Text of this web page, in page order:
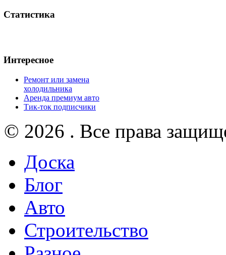
Статистика
Интересное
Ремонт или замена
холодильника
Аренда премиум авто
Тик-ток подписчики
© 2026 . Все права
Доска
Блог
Авто
Строительство